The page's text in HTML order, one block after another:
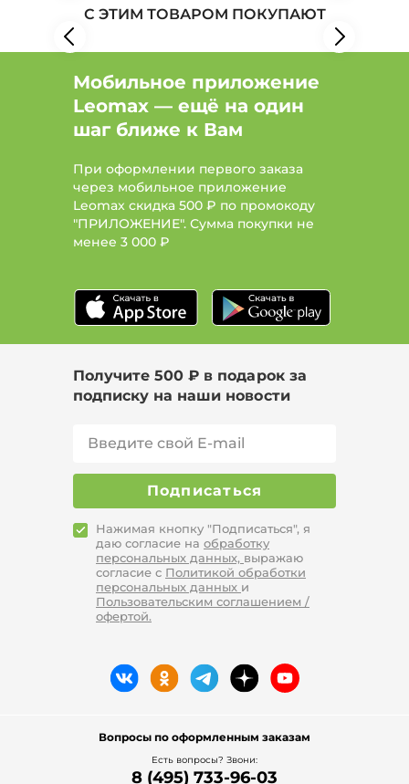
С ЭТИМ ТОВАРОМ ПОКУПАЮТ
Мобильное приложение
Leomax — ещё на один
шаг ближе к Вам
При оформлении первого заказа
через мобильное приложение
Leomax скидка 500 ₽ по промокоду
"ПРИЛОЖЕНИЕ". Сумма покупки не
менее 3 000 ₽
Получите 500 ₽ в подарок за
подписку на наши новости
Подписаться
Нажимая кнопку "Подписаться", я
даю согласие на обработку
персональных данных, выражаю
согласие с Политикой обработки
персональных данных и
Пользовательским соглашением /
офертой.
Вопросы по оформленным заказам
Есть вопросы? Звони:
8 (495) 733-96-03